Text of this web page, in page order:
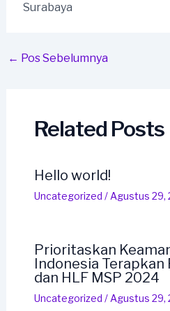
Surabaya
Post
← Pos Sebelumnya
Related Posts
Hello world!
Uncategorized /Agustus 29,
Prioritaskan
Indonesia
dan HLF MSP 2024
Uncategorized /Agustus 29,